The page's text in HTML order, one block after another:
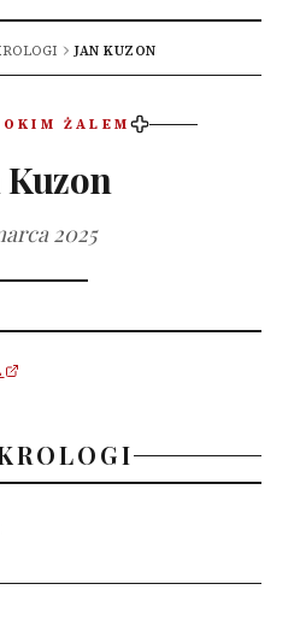
JAN KUZON
ŻALEM
Kuzon
2025